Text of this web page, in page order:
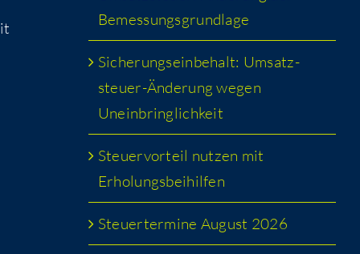
Bemessungsgrundlage
Siche­rungs­ein­be­halt: Umsatz­
steu­er-Ände­rung wegen
Uneinbringlichkeit
Steu­er­vor­teil nut­zen mit
Erholungsbeihilfen
Steu­er­ter­mi­ne August 2026